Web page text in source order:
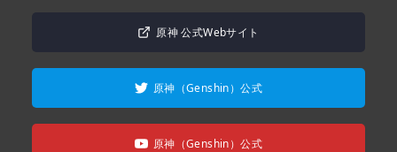
原神 公式Webサイト
原神（Genshin）公式
原神（Genshin）公式